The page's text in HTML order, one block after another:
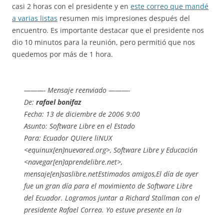
casi 2 horas con el presidente y en este correo que mandé
a varias listas resumen mis impresiones después del
encuentro. Es importante destacar que el presidente nos
dio 10 minutos para la reunión, pero permitió que nos
quedemos por más de 1 hora.
———- Mensaje reenviado ———-
De: rafael bonifaz
Fecha: 13 de diciembre de 2006 9:00
Asunto: Software Libre en el Estado
Para: Ecuador QUIere liNUX
<equinux[en]nuevared.org>, Software Libre y Educación
<navegar[en]aprendelibre.net>,
mensaje[en]saslibre.netEstimados amigos,El día de ayer
fue un gran día para el movimiento de Software Libre
del Ecuador. Logramos juntar a Richard Stallman con el
presidente Rafael Correa. Yo estuve presente en la